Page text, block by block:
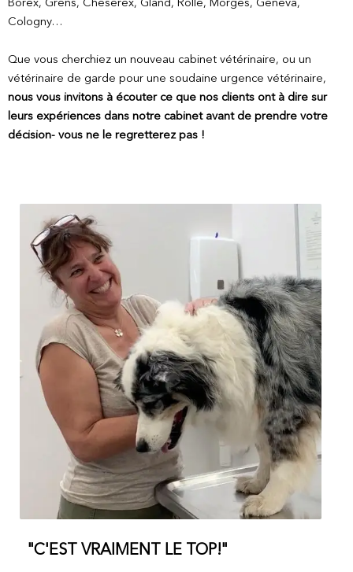
Borex, Grens, Chéserex, Gland, Rolle, Morges, Geneva,
Cologny…
Que vous cherchiez un nouveau cabinet vétérinaire, ou un
vétérinaire de garde pour une soudaine urgence vétérinaire,
nous vous invitons à écouter ce que nos clients ont à dire sur
leurs expériences dans notre cabinet avant de prendre votre
décision- vous ne le regretterez pas !
"C'EST VRAIMENT LE TOP!"